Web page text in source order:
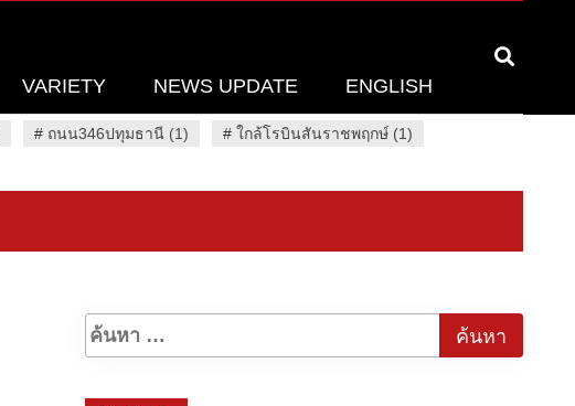
VARIETY NEWS UPDATE ENGLISH
# ถนน346ปทุมธานี (1) # ใกล้โรบินสันราชพฤกษ์ (1)